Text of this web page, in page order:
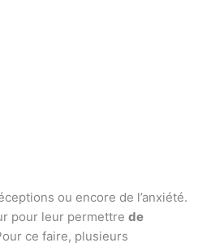
ou encore de l’anxiété.
pour leur permettrede
ce faire, plusieurs